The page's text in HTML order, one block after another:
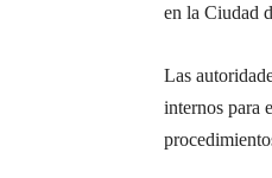
en la Ciudad
Las
internos para